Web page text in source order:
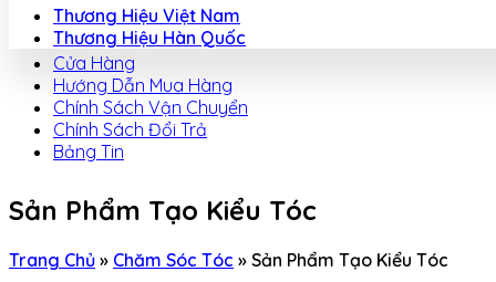
Thương Hiệu Việt Nam
Thương Hiệu Hàn Quốc
Cửa Hàng
Hướng Dẫn Mua Hàng
Chính Sách Vận Chuyển
Chính Sách Đổi Trả
Bảng Tin
Sản Phẩm Tạo Kiểu Tóc
Trang Chủ » Chăm Sóc Tóc » Sản Phẩm Tạo Kiểu Tóc